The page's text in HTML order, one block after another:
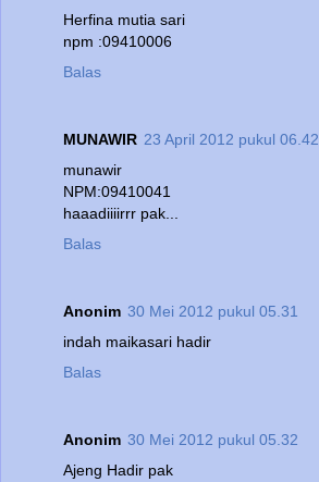
Herfina mutia sari
npm :09410006
Balas
MUNAWIR 23 April 2012 pukul 06.42
munawir
NPM:09410041
haaadiiiirrr pak...
Balas
Anonim 30 Mei 2012 pukul 05.31
indah maikasari hadir
Balas
Anonim 30 Mei 2012 pukul 05.32
Ajeng Hadir pak